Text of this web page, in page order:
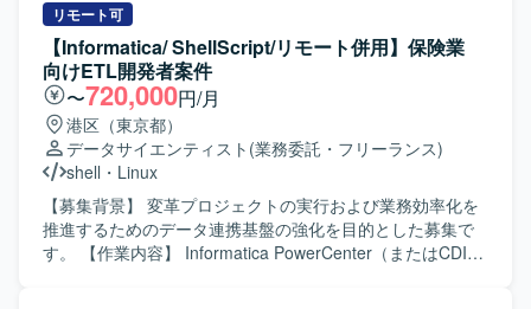
レーションから保守運用まで一連の工程に携わることがで
き、要件定義から開発、品質管理まで幅広い経験を積むこ
とができます。英語環境でのコミュニケーション機会があ
り、グローバルな開発体制の中でスキルアップを図ること
ができます。リーダーポジションではマネジメントスキル
を活かしつつ、技術面にも関与できる環境です。 【開発環
境】 Javaを中心としたシステム開発環境で、必要に応じて
PHPやコンテナ技術、マイクロサービスなども活用する想
定です。英語ドキュメントを参照しながら開発を進める場
面も想定されています。
追加開発や機能改修などを継続的に実施していきます。
2027年度中に予定されているマイグレーション対応およ
び、その後の保守フェーズにおける開発・改善対応にも関
わっていただきます。 【求める人物像】 チームの一員とし
て周囲と連携しながら開発を進めていただける方を求めて
います。既存システムの仕様をキャッチアップしながら、
追加開発やマイグレーションに向けた改善提案にも前向き
に取り組んでいただける方が望ましいです。 【ポジション
の魅力】 中長期での参画を想定しており、既存システムの
追加開発からマイグレーション、保守フェーズまで一連の
流れに関わることができます。競馬システムというドメイ
リモート可
【Informatica/ ShellScript/リモート併用】保険業
向けETL開発者案件
〜720,000円/月
港区（東京都）
データサイエンティスト (業務委託・フリーランス)
shell ・ Linux
【募集背景】 変革プロジェクトの実行および業務効率化を
推進するためのデータ連携基盤の強化を目的とした募集で
す。 【作業内容】 Informatica PowerCenter（またはCDI-